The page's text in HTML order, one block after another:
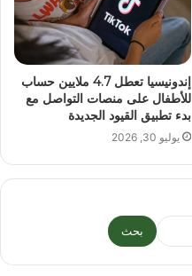
إندونيسيا تعطل 4.7 ملايين حساب
للأطفال على منصات التواصل مع
بدء تطبيق القيود الجديدة
يوليو 30, 2026
بحث